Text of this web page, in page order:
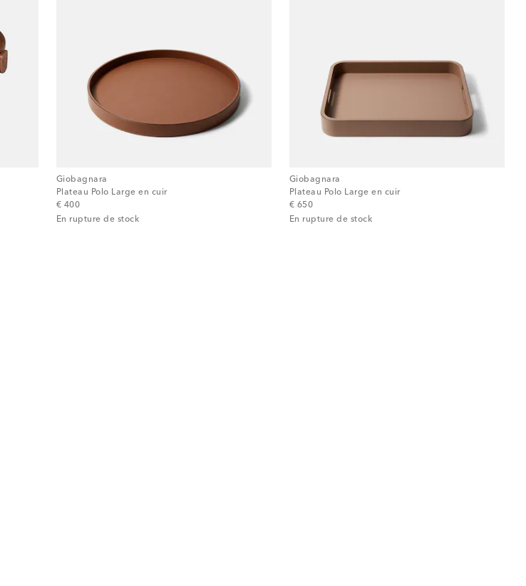
Giobagnara
Plateau Polo Large en cuir
€ 400
original price
En rupture de stock
Giobagnara
Plateau Polo Large en cuir
€ 650
original price
En rupture de stock